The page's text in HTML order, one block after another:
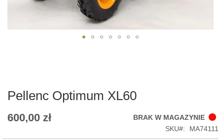
the
gallery
Pellenc Optimum XL60
600,00 zł
BRAK W MAGAZYNIE
SKU
MA74111